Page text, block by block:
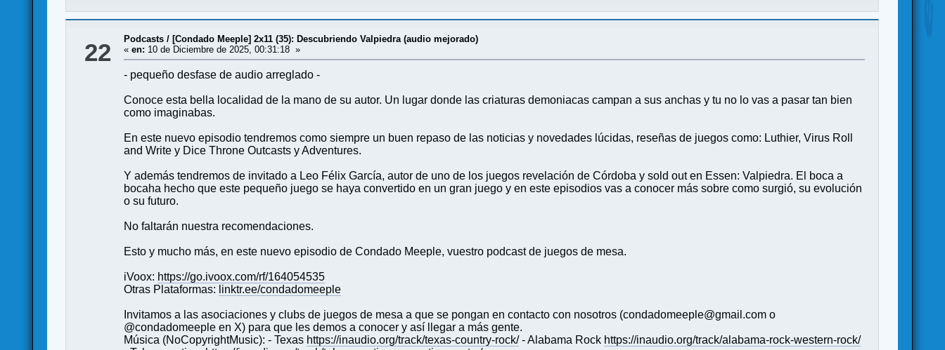
22 Podcasts / [Condado Meeple] 2x11 (35): Descubriendo Valpiedra (audio mejorado)
«en: 10 de Diciembre de 2025, 00:31:18 »
- pequeño desfase de audio arreglado -
Conoce esta bella localidad de la mano de su autor. Un lugar donde las criaturas demoniacas campan a sus anchas y tu no lo vas a pasar tan bien
como imaginabas.
En este nuevo episodio tendremos como siempre un buen repaso de las noticias y novedades lúcidas, reseñas de juegos como: Luthier, Virus Roll
and Write y Dice Throne Outcasts y Adventures.
Y además tendremos de invitado a Leo Félix García, autor de uno de los juegos revelación de Córdoba y sold out en Essen: Valpiedra. El boca a
bocaha hecho que este pequeño juego se haya convertido en un gran juego y en este episodios vas a conocer más sobre como surgió, su evolución
o su futuro.
No faltarán nuestra recomendaciones.
Esto y mucho más, en este nuevo episodio de Condado Meeple, vuestro podcast de juegos de mesa.
iVoox: https://go.ivoox.com/rf/164054535
Otras Plataformas: linktr.ee/condadomeeple
Invitamos a las asociaciones y clubs de juegos de mesa a que se pongan en contacto con nosotros (condadomeeple@gmail.com o
@condadomeeple en X) para que les demos a conocer y así llegar a más gente.
Música (NoCopyrightMusic): - Texas https://inaudio.org/track/texas-country-rock/- Alabama Rock https://inaudio.org/track/alabama-rock-western-rock/